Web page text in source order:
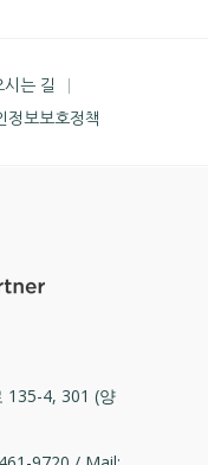
시는 길
정보보호정책
135-4, 301 (양